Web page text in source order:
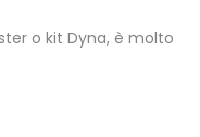
o kit Dyna, è molto